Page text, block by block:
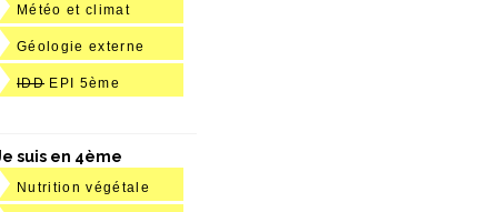
Météo et climat
Géologie externe
IDD EPI 5ème
suis en 4ème
Nutrition végétale